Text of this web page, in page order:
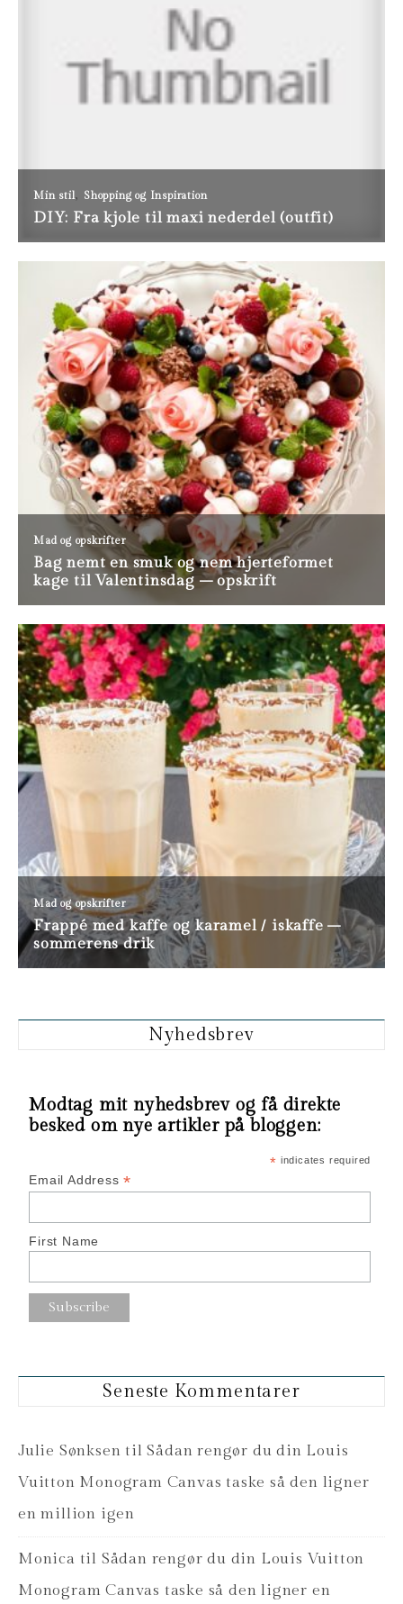
Nyhedsbrev
Modtag mit nyhedsbrev og få direkte
besked om nye artikler på bloggen:
* indicates required
Email Address*
First Name
Seneste Kommentarer
Julie Sønksen tilSådan rengør du din Louis
Vuitton Monogram Canvas taske så den ligner
en million igen
Monica til Sådan rengør du din Louis Vuitton
Monogram Canvas taske så den ligner en